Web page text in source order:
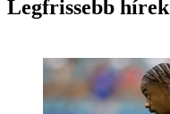
Legfrissebb hírek